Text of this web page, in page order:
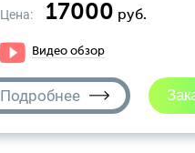
Цена: 17000 руб.
Видео обзор
Подробнее